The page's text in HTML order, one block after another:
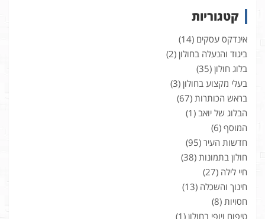
קטגוריות
אינדקס עסקים (14)
ביגוד והנעלה בחולון (2)
בלוג חולון (35)
בעלי מקצוע בחולון (3)
בראש הכותרות (67)
הבלוג של יואב (1)
המוסף (6)
חדשות העיר (95)
חולון בתמונות (38)
חיי לילה (27)
חינוך והשכלה (13)
חסויות (8)
טיפוח ויופי בחולון (1)